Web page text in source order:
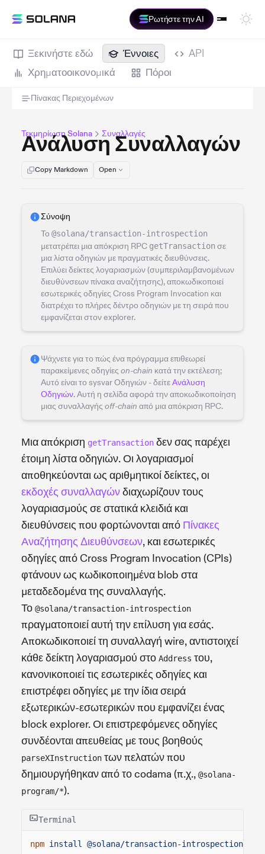
Ρωτήστε την AI
Ξεκινήστε εδώ Έννοιες
API
Χρηματοοικονομικά
Πόροι
Πίνακας Περιεχομένων
Τεκμηρίωση Solana Συναλλαγές
Ανάλυση Συναλλαγών
Copy Markdown Open
Σύνοψη
Το @solana/transaction-introspection
μετατρέπει μια απόκριση RPC getTransaction σε
μια λίστα οδηγιών με πραγματικές διευθύνσεις.
Επιλύει δείκτες λογαριασμών (συμπεριλαμβανομένων
διευθύνσεων πίνακα αναζήτησης), αποκωδικοποιεί
εσωτερικές οδηγίες Cross Program Invocation και
διατρέχει το πλήρες δέντρο οδηγιών με τη σειρά που
εμφανίζεται στον explorer.
Ψάχνετε για το πώς ένα πρόγραμμα επιθεωρεί
παρακείμενες οδηγίες on-chain κατά την εκτέλεση;
Αυτό είναι το sysvar Οδηγιών - δείτεΑνάλυση
Οδηγιών. Αυτή η σελίδα αφορά την αποκωδικοποίηση
μιας συναλλαγής off-chain από μια απόκριση RPC.
Μια απόκριση getTransaction δεν σας παρέχει
έτοιμη λίστα οδηγιών. Οι λογαριασμοί
αποθηκεύονται ως αριθμητικοί δείκτες, οι
εκδοχές συναλλαγώνδιαχωρίζουν τους
λογαριασμούς σε στατικά κλειδιά και
διευθύνσεις που φορτώνονται από Πίνακες
Αναζήτησης Διευθύνσεων, και εσωτερικές
οδηγίες από Cross Program Invocation (CPIs)
φτάνουν ως κωδικοποιημένα blob στα
μεταδεδομένα της συναλλαγής.
Το @solana/transaction-introspection
πραγματοποιεί αυτή την επίλυση για εσάς.
Αποκωδικοποιεί τη συναλλαγή wire, αντιστοιχεί
κάθε δείκτη λογαριασμού στο Address του,
κανονικοποιεί τις εσωτερικές οδηγίες και
επιστρέφει οδηγίες με την ίδια σειρά
εξωτερικών-εσωτερικών που εμφανίζει ένας
block explorer. Οι επιστρεφόμενες οδηγίες
συνδέονται απευθείας με τους βοηθούς
parseXInstruction των πελατών που
δημιουργήθηκαν από το codama (π.χ., @solana-
program/*).
Terminal
npm install @solana/transaction-introspection